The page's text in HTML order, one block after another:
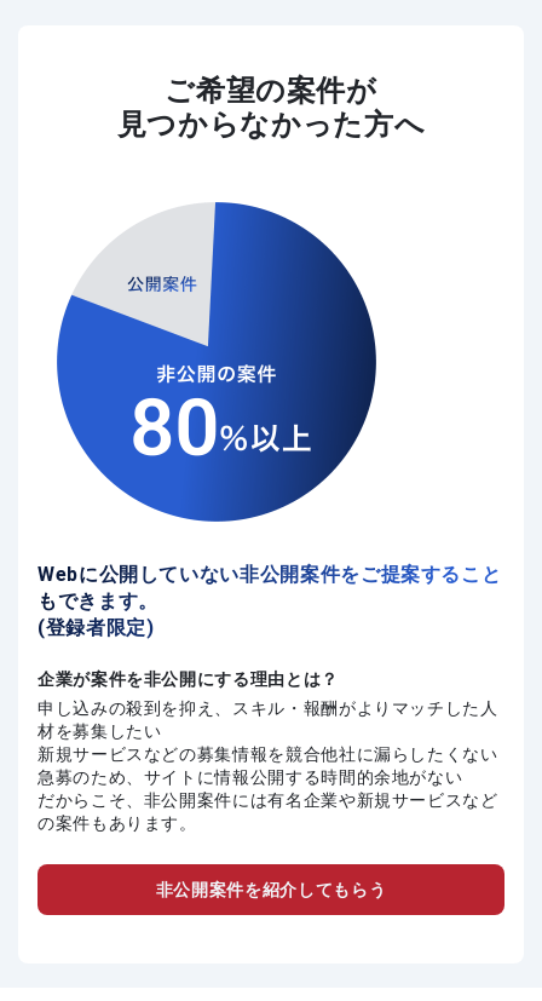
ご希望の案件が
見つからなかった方へ
Webに公開していない非公開案件をご提案すること
もできます。
(登録者限定)
企業が案件を非公開にする理由とは？
申し込みの殺到を抑え、スキル・報酬がよりマッチした人
材を募集したい
新規サービスなどの募集情報を競合他社に漏らしたくない
急募のため、サイトに情報公開する時間的余地がない
だからこそ、非公開案件には有名企業や新規サービスなど
の案件もあります。
非公開案件を紹介してもらう